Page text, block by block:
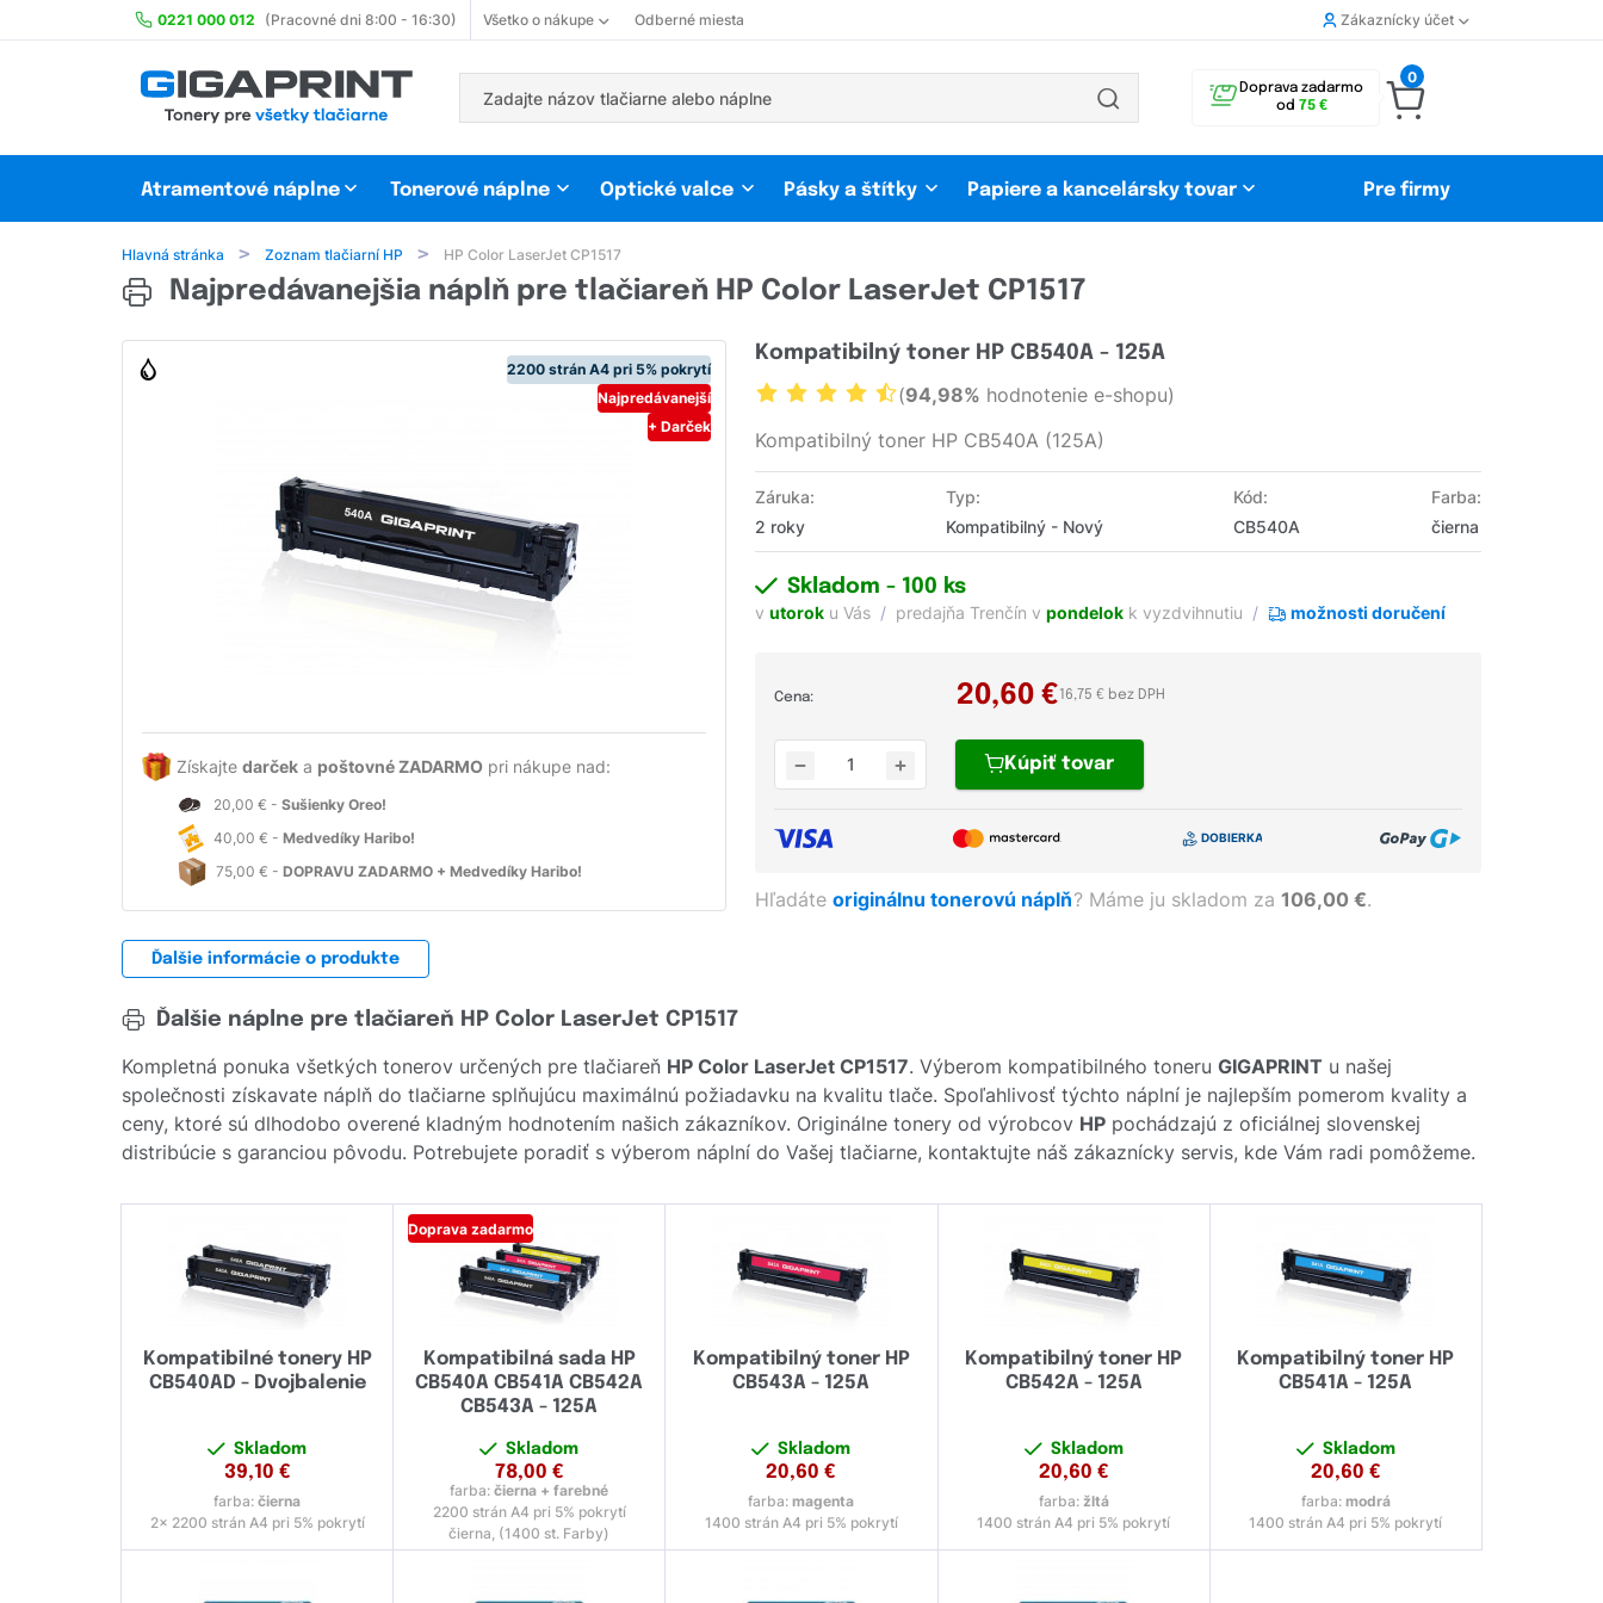
0221 000 012 (Pracovné dni 8:00 - 16:30) Všetko o nákupe Odberné miesta Zákaznícky účet
Doprava zadarmo
od 75 €
0
Atramentové náplne Tonerové náplne Optické valce Pásky a štítky Papiere a kancelársky tovar Pre firmy
Hlavná stránka Zoznam tlačiarní HP HP Color LaserJet CP1517
Najpredávanejšia náplň pre tlačiareň HP Color LaserJet CP1517
2200 strán A4 pri 5% pokrytí
Najpredávanejší
+ Darček
Získajte darček a poštovné ZADARMO pri nákupe nad:
20,00 € - Sušienky Oreo!
40,00 € - Medvedíky Haribo!
75,00 € - DOPRAVU ZADARMO + Medvedíky Haribo!
Kompatibilný toner HP CB540A - 125A
(94,98% hodnotenie e-shopu)
Kompatibilný toner HP CB540A (125A)
Záruka:
2 roky
Typ:
Kompatibilný - Nový
Kód:
CB540A
Farba:
čierna
Skladom- 100 ks
vutorok u Vás predajňa Trenčín vpondelok k vyzdvihnutiu možnosti doručení
Cena: 20,60 € 16,75 € bez DPH
Kúpiťtovar
Hľadáteoriginálnu tonerovú náplň? Máme ju skladom za106,00 €.
Ďalšie informácie o produkte
Ďalšie náplne pre tlačiareň HP Color LaserJet CP1517
Kompletná ponuka všetkých tonerov určených pre tlačiareň HP Color LaserJet CP1517. Výberom kompatibilného toneru GIGAPRINT u našej
společnosti získavate náplň do tlačiarne splňujúcu maximálnú požiadavku na kvalitu tlače. Spoľahlivosť týchto náplní je najlepším pomerom kvality a
ceny, ktoré sú dlhodobo overené kladným hodnotením našich zákazníkov. Originálne tonery od výrobcov HP pochádzajú z oficiálnej slovenskej
distribúcie s garanciou pôvodu. Potrebujete poradiť s výberom náplní do Vašej tlačiarne, kontaktujte náš zákaznícky servis, kde Vám radi pomôžeme.
Kompatibilné tonery HP
CB540AD - Dvojbalenie
Skladom
39,10 €
farba:čierna
2x 2200 strán A4 pri 5% pokrytí
Doprava zadarmo
Kompatibilná sada HP
CB540A CB541A CB542A
CB543A - 125A
Skladom
78,00 €
farba:čierna + farebné
2200 strán A4 pri 5% pokrytí
čierna, (1400 st. Farby)
Kompatibilný toner HP
CB543A - 125A
Skladom
20,60 €
farba:magenta
1400 strán A4 pri 5% pokrytí
Kompatibilný toner HP
CB542A - 125A
Skladom
20,60 €
farba: žltá
1400 strán A4 pri 5% pokrytí
Kompatibilný toner HP
CB541A - 125A
Skladom
20,60 €
farba: modrá
1400 strán A4 pri 5% pokrytí